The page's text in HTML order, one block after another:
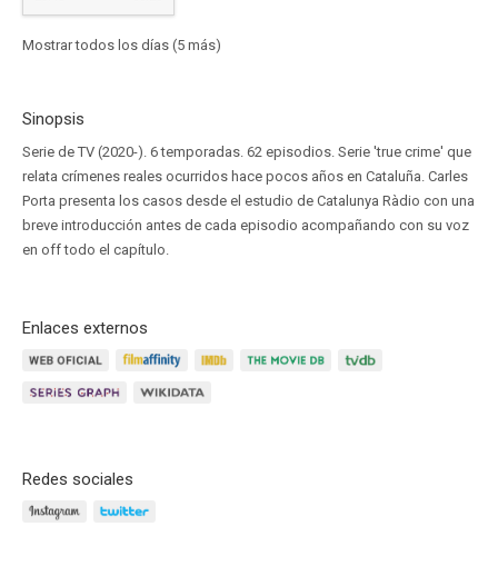
Mostrar todos los días (5 más)
Sinopsis
Serie de TV (2020-). 6 temporadas. 62 episodios. Serie 'true crime' que
relata crímenes reales ocurridos hace pocos años en Cataluña. Carles
Porta presenta los casos desde el estudio de Catalunya Ràdio con una
breve introducción antes de cada episodio acompañando con su voz
en off todo el capítulo.
Enlaces externos
Redes sociales